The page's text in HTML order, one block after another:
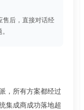
售后，直接对话经
，所有方案都经过
集成商成功落地超